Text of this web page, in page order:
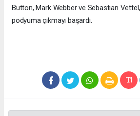
Button, Mark Webber ve Sebastian
podyuma çıkmayı başardı.